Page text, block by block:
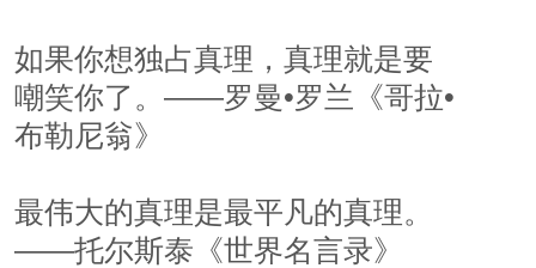
如果你想独占真理，真理就是要
嘲笑你了。——罗曼•罗兰《哥拉•
布勒尼翁》
最伟大的真理是最平凡的真理。
——托尔斯泰《世界名言录》